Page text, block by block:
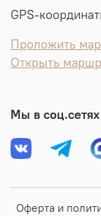
Оферта и
GPS-
Проложить
Открыть
Мы в соц.сетях